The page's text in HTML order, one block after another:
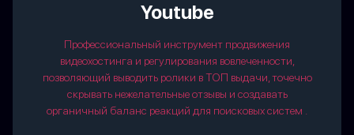
Youtube
Профессиональный инструмент продвижения
видеохостинга и регулирования вовлеченности,
позволяющий выводить ролики в ТОП выдачи, точечно
скрывать нежелательные отзывы и создавать
органичный баланс реакций для поисковых систем .